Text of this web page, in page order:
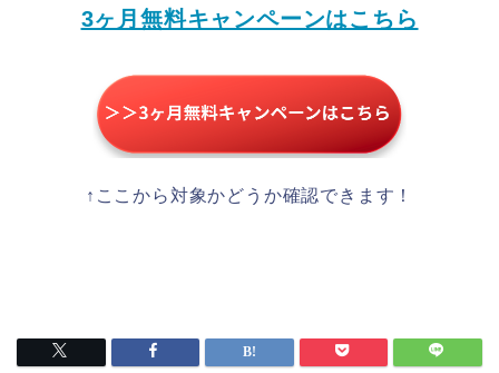
3ヶ月無料キャンペーンはこちら
↑ここから対象かどうか確認できます！